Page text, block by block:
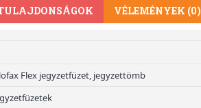
VÉLEMÉNYEK (0)
Flex jegyzetfüzet, jegyzettömb